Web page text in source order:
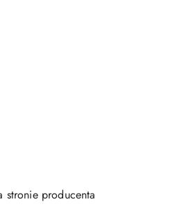
stronie producenta